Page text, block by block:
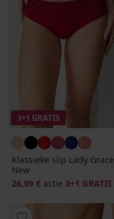
3+1 GRATIS
Klassieke slip Lady Grace
New
26,99 € actie 3+1 GRATIS